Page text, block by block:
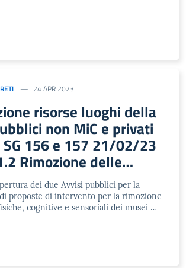
24 APR 2023
risorse luoghi della
non MiC e privati
156 e 157 21/02/23
Rimozione delle
e cognitive in
e archivi
dei due Avvisi pubblici per la
proposte di intervento per la rimozione
cognitive e sensoriali dei musei …